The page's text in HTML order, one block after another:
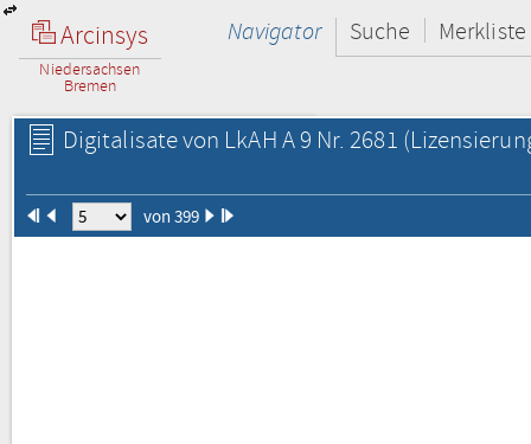
Arcinsys
Niedersachsen
Bremen
Navigator Suche Merkliste
Digitalisate von LkAH A 9 Nr. 2681
von 399